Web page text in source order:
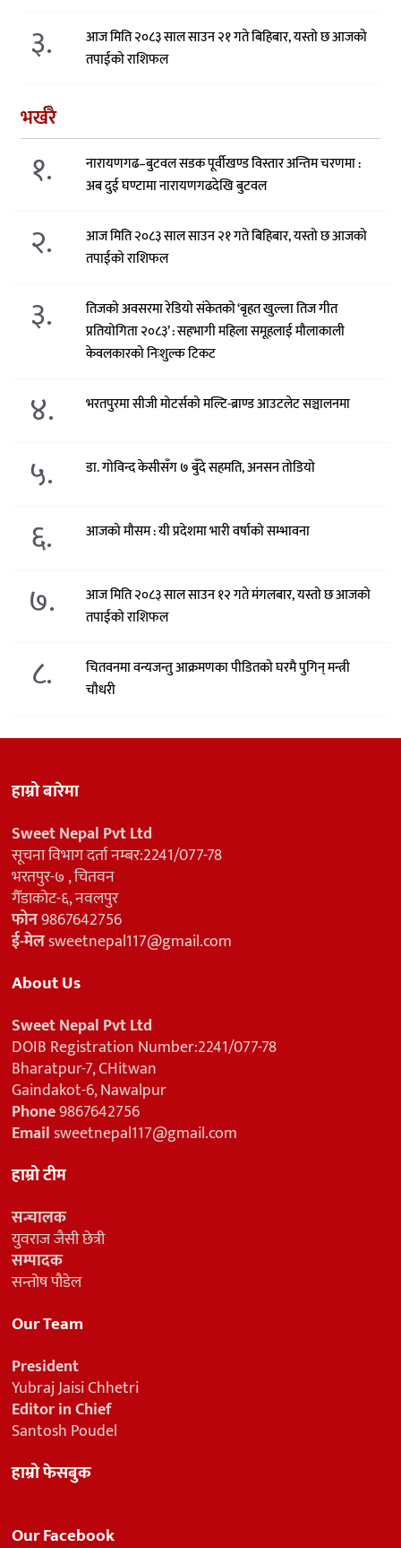
३.
आज मिति २०८३ साल साउन २१ गते बिहिबार, यस्तो छ आजको
तपाईको राशिफल
भर्खरै
१.
नारायणगढ–बुटवल सडक पूर्वीखण्ड विस्तार अन्तिम चरणमा :
अब दुई घण्टामा नारायणगढदेखि बुटवल
२.
आज मिति २०८३ साल साउन २१ गते बिहिबार, यस्तो छ आजको
तपाईको राशिफल
३.
तिजको अवसरमा रेडियो संकेतको ‘बृहत खुल्ला तिज गीत
प्रतियोगिता २०८३’ : सहभागी महिला समूहलाई मौलाकाली
केवलकारको निःशुल्क टिकट
४. भरतपुरमा सीजी मोटर्सको मल्टि-ब्राण्ड आउटलेट सञ्चालनमा
५. डा. गोविन्द केसीसँग ७ बुँदे सहमति, अनसन तोडियो
६. आजको मौसम : यी प्रदेशमा भारी वर्षाको सम्भावना
७.
आज मिति २०८३ साल साउन १२ गते मंगलबार, यस्तो छ आजको
तपाईको राशिफल
८.
चितवनमा वन्यजन्तु आक्रमणका पीडितको घरमै पुगिन् मन्त्री
चौधरी
हाम्रो बारेमा
Sweet Nepal Pvt Ltd
सूचना विभाग दर्ता नम्बर:2241/077-78
भरतपुर-७ , चितवन
गैँडाकोट-६, नवलपुर
फोन9867642756
ई-मेलsweetnepal117@gmail.com
About Us
Sweet Nepal Pvt Ltd
DOIB Registration Number:2241/077-78
Bharatpur-7, CHitwan
Gaindakot-6, Nawalpur
Phone9867642756
Emailsweetnepal117@gmail.com
हाम्रो टीम
सन्चालक
युवराज जैसी छेत्री
सम्पादक
सन्तोष पौडेल
Our Team
President
Yubraj Jaisi Chhetri
Editor in Chief
Santosh Poudel
हाम्रो फेसबुक
Our Facebook